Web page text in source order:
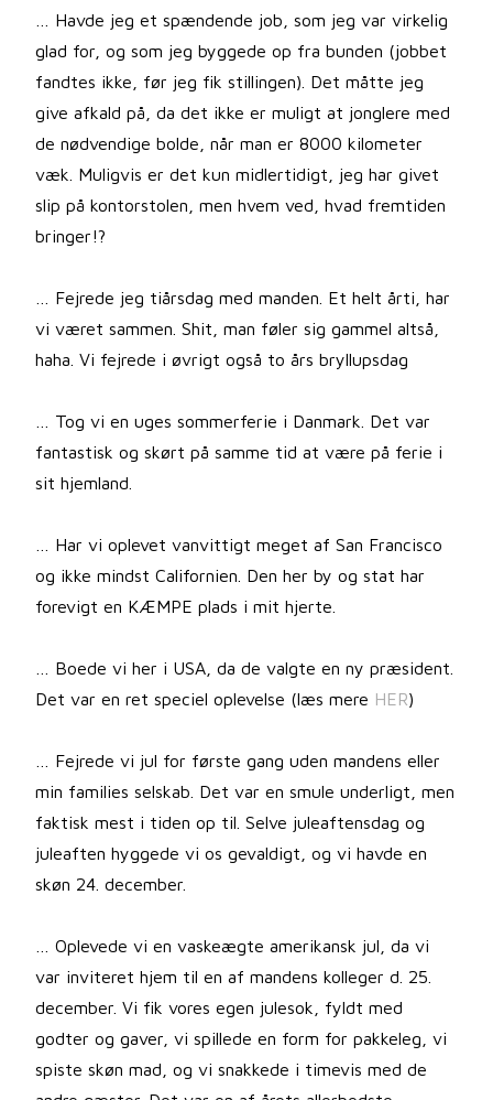
… Havde jeg et spændende job, som jeg var virkelig
glad for, og som jeg byggede op fra bunden (jobbet
fandtes ikke, før jeg fik stillingen). Det måtte jeg
give afkald på, da det ikke er muligt at jonglere med
de nødvendige bolde, når man er 8000 kilometer
væk. Muligvis er det kun midlertidigt, jeg har givet
slip på kontorstolen, men hvem ved, hvad fremtiden
bringer!?
… Fejrede jeg tiårsdag med manden. Et helt årti, har
vi været sammen. Shit, man føler sig gammel altså,
haha. Vi fejrede i øvrigt også to års bryllupsdag
… Tog vi en uges sommerferie i Danmark. Det var
fantastisk og skørt på samme tid at være på ferie i
sit hjemland.
… Har vi oplevet vanvittigt meget af San Francisco
og ikke mindst Californien. Den her by og stat har
forevigt en KÆMPE plads i mit hjerte.
… Boede vi her i USA, da de valgte en ny præsident.
Det var en ret speciel oplevelse (læs mere HER)
… Fejrede vi jul for første gang uden mandens eller
min families selskab. Det var en smule underligt, men
faktisk mest i tiden op til. Selve juleaftensdag og
juleaften hyggede vi os gevaldigt, og vi havde en
skøn 24. december.
… Oplevede vi en vaskeægte amerikansk jul, da vi
var inviteret hjem til en af mandens kolleger d. 25.
december. Vi fik vores egen julesok, fyldt med
godter og gaver, vi spillede en form for pakkeleg, vi
spiste skøn mad, og vi snakkede i timevis med de